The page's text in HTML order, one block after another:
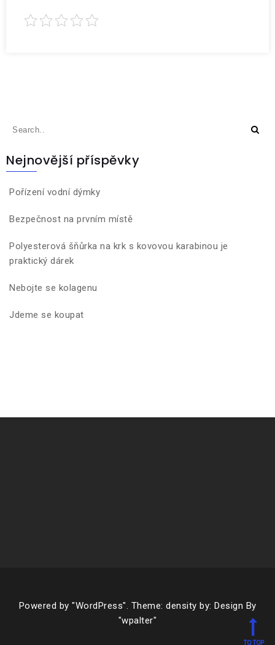
Nejnovější příspěvky
Pořízení vodní dýmky
Bezpečnost na prvním místě
Polyesterová šňůrka na krk s kovovou karabinou je
praktický dárek
Nebojte se kolagenu
Jdeme se koupat
Powered by "WordPress". Theme: density by: Design By
"wpalter"
TO TOP